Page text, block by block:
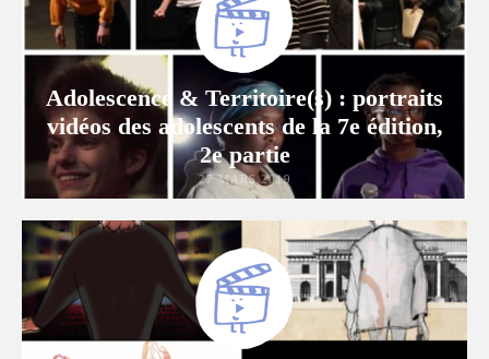
Adolescence & Territoire(s) : portraits
vidéos des adolescents de la 7e édition,
2e partie
27 MARS 2019